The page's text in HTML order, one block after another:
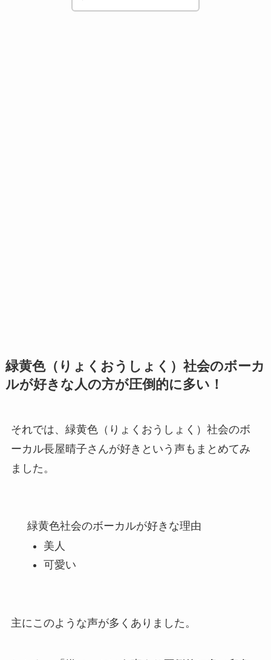
緑黄色（りょくおうしょく）社会のボーカ
ルが好きな人の方が圧倒的に多い！
それでは、緑黄色（りょくおうしょく）社会のボ
ーカル長屋晴子さんが好きという声もまとめてみ
ました。
緑黄色社会のボーカルが好きな理由
美人
可愛い
主にこのような声が多くありました。